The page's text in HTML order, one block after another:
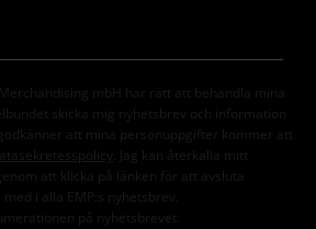
Merchandising mbH har rätt att behandla mina
skicka mig nyhetsbrev och information
att mina personuppgifter kommer att
. Jag kan återkalla mitt
att klicka på länken för att avsluta
i alla EMP:s nyhetsbrev.
på nyhetsbrevet.